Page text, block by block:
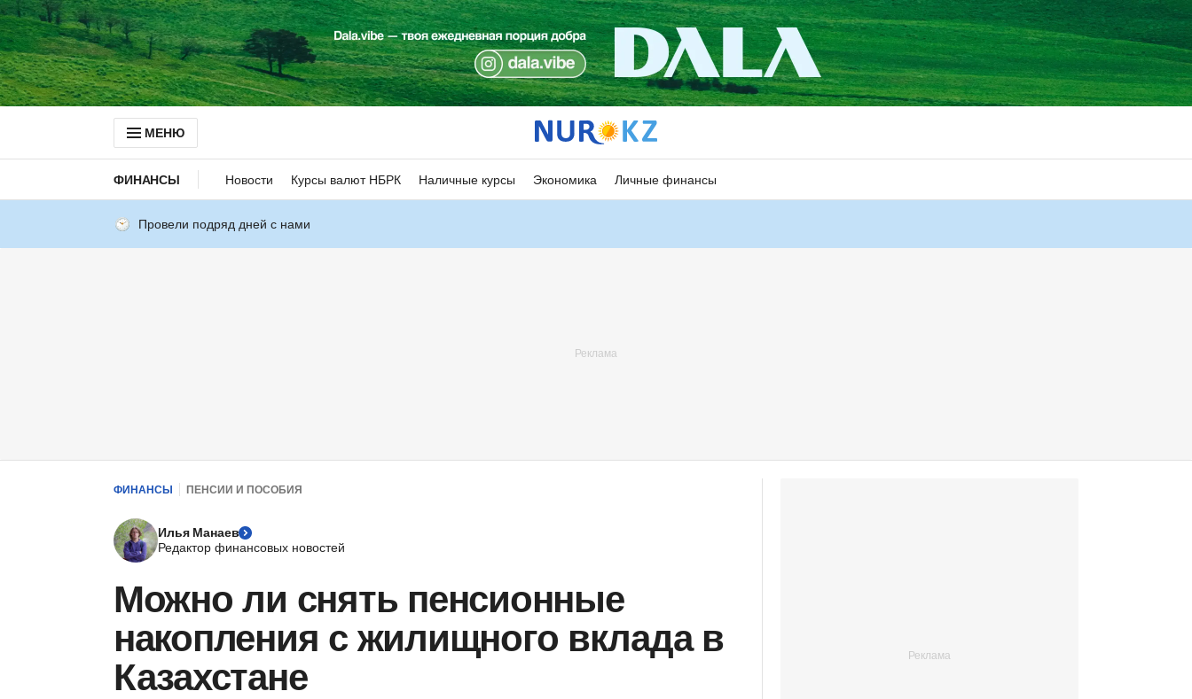
МЕНЮ
ФИНАНСЫ Новости Курсы валют НБРК Наличные курсы Экономика Личные финансы
Провели подряд дней с нами
ФИНАНСЫ ПЕНСИИ И ПОСОБИЯ
Илья Манаев
Редактор финансовых новостей
Можно ли снять пенсионные
накопления с жилищного вклада в
Казахстане